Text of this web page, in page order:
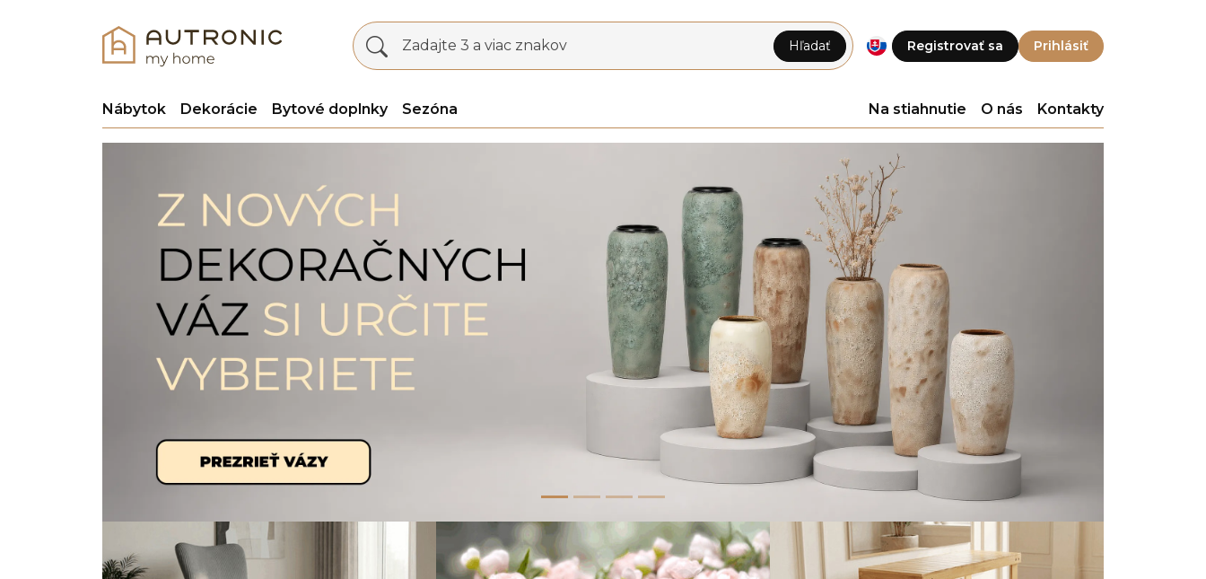
Registrovať sa Prihlásiť
Zadajte 3 a viac znakov Hľadať
Nábytok Dekorácie Bytové doplnky Sezóna Na stiahnutie O nás Kontakty